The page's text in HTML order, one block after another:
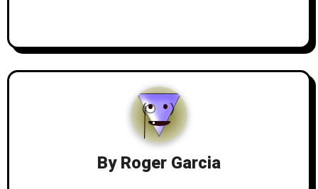
ByRoger Garcia